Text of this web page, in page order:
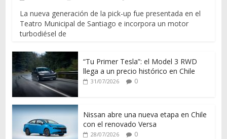
La nueva generación de la pick-up fue presentada en el
Teatro Municipal de Santiago e incorpora un motor
turbodiésel de
“Tu Primer Tesla”: el Model 3 RWD
llega a un precio histórico en Chile
31/07/2026 0
Nissan abre una nueva etapa en Chile
con el renovado Versa
28/07/2026 0